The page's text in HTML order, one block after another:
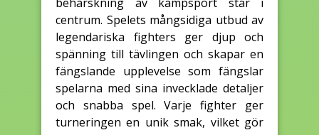
centrum. Spelets mångsidiga utbud av
legendariska fighters ger djup och
spänning till tävlingen och skapar en
fängslande upplevelse som fängslar
spelarna med sina invecklade detaljer
och snabba spel. Varje fighter ger
turneringen en unik smak, vilket gör